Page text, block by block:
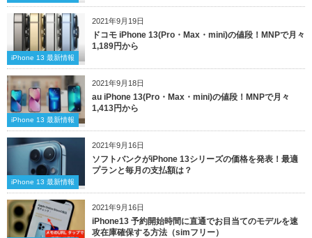
2021年9月19日
iPhone 13 最新情報
ドコモ iPhone 13(Pro・Max・mini)の値段！MNPで月々
1,189円から
2021年9月18日
iPhone 13 最新情報
au iPhone 13(Pro・Max・mini)の値段！MNPで月々
1,413円から
2021年9月16日
iPhone 13 最新情報
ソフトバンクがiPhone 13シリーズの価格を発表！最適
プランと毎月の支払額は？
2021年9月16日
iPhone13 予約開始時間に直通でお目当てのモデルを速
攻在庫確保する方法（simフリー）